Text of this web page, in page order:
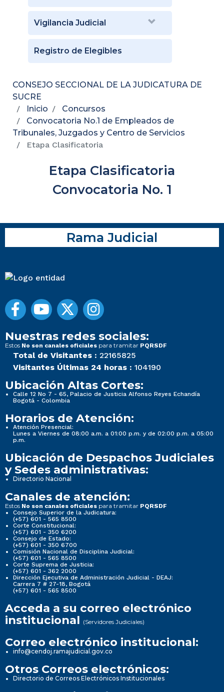
Vigilancia Judicial
Registro de Elegibles
CONSEJO SECCIONAL DE LA JUDICATURA DE
SUCRE
Inicio
Concursos
Convocatoria No.1 de Empleados de
Tribunales, Juzgados y Centro de Servicios
Etapa Clasificatoria
Etapa Clasificatoria
Convocatoria No. 1
Rama Judicial
Nuestras redes sociales:
Estos No son canales oficiales para tramitar PQRSDF
Total de Visitantes : 22165825
Visitantes Últimas 24 horas : 104190
Ubicación Altas Cortes:
Calle 12 No 7 - 65, Palacio de Justicia Alfonso Reyes Echandía
Bogotá - Colombia
Horarios de Atención:
Atención Presencial:
Lunes a Viernes de 08:00 a.m. a 01:00 p.m. y de 02:00 p.m. a 05:00
p.m.
Ubicación de Despachos Judiciales
y Sedes administrativas:
Directorio Nacional
Canales de atención:
Estos No son canales oficiales para tramitar PQRSDF
Consejo Superior de la Judicatura:
(+57) 601 - 565 8500
Corte Constitucional:
(+57) 601 - 350 6200
Consejo de Estado:
(+57) 601 - 350 6700
Comisión Nacional de Disciplina Judicial:
(+57) 601 - 565 8500
Corte Suprema de Justicia:
(+57) 601 - 362 2000
Dirección Ejecutiva de Administración Judicial - DEAJ:
Carrera 7 # 27-18, Bogotá
(+57) 601 - 565 8500
Acceda a su correo electrónico
institucional (Servidores Judiciales)
Correo electrónico institucional:
info@cendoj.ramajudicial.gov.co
Otros Correos electrónicos:
Directorio de Correos Electrónicos Institucionales